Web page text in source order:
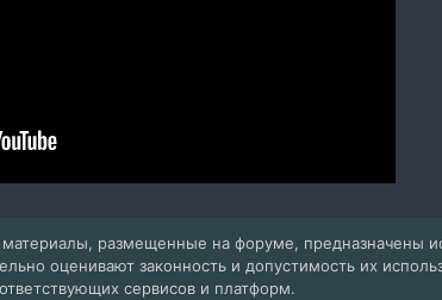
размещенные на форуме, предназначены
оценивают законность и допустимость их
сервисов и платформ.